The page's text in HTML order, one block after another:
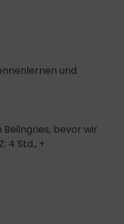
und
bevor wir
4 Std., +